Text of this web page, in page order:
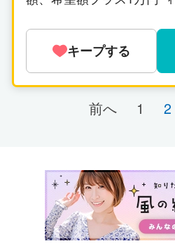
キープする
前へ 1 2